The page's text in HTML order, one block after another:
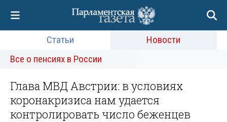
Статьи
Новости
Все о пенсиях в России
Глава МВД Австрии: в условиях
коронакризиса нам удается
контролировать число беженцев